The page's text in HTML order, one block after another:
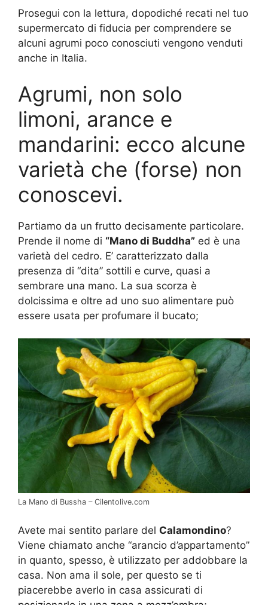
Prosegui con la lettura, dopodiché recati nel tuo
supermercato di fiducia per comprendere se
alcuni agrumi poco conosciuti vengono venduti
anche in Italia.
Agrumi, non solo
limoni, arance e
mandarini: ecco alcune
varietà che (forse) non
conoscevi.
Partiamo da un frutto decisamente particolare.
Prende il nome di “Mano di Buddha” ed è una
varietà del cedro. E’ caratterizzato dalla
presenza di “dita” sottili e curve, quasi a
sembrare una mano. La sua scorza è
dolcissima e oltre ad uno suo alimentare può
essere usata per profumare il bucato;
La Mano di Bussha – Cilentolive.com
Avete mai sentito parlare del Calamondino?
Viene chiamato anche “arancio d’appartamento”
in quanto, spesso, è utilizzato per addobbare la
casa. Non ama il sole, per questo se ti
piacerebbe averlo in casa assicurati di